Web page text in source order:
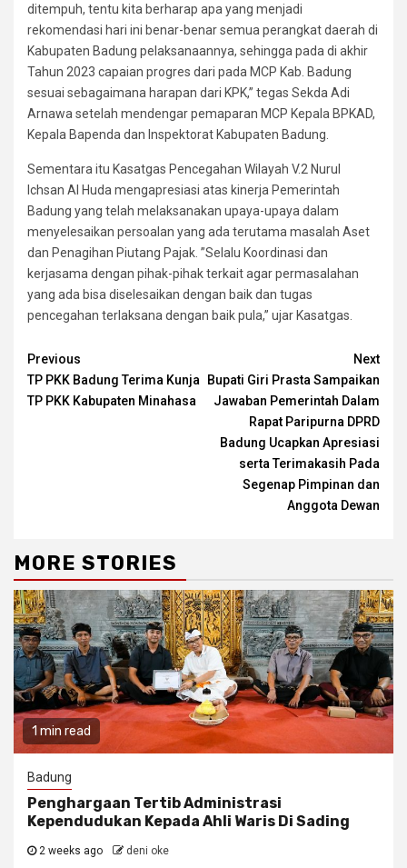
ditempuh, tentu kita berharap apa yang menjadi
rekomendasi hari ini benar-benar semua perangkat daerah di
Kabupaten Badung pelaksanaannya, sehingga pada di akhir
Tahun 2023 capaian progres dari pada MCP Kab. Badung
sesuai sebagaimana harapan dari KPK,” tegas Sekda Adi
Arnawa setelah mendengar pemaparan MCP Kepala BPKAD,
Kepala Bapenda dan Inspektorat Kabupaten Badung.
Sementara itu Kasatgas Pencegahan Wilayah V.2 Nurul
Ichsan Al Huda mengapresiasi atas kinerja Pemerintah
Badung yang telah melaksanakan upaya-upaya dalam
menyelesaikan persoalan yang ada terutama masalah Aset
dan Penagihan Piutang Pajak. ”Selalu Koordinasi dan
kerjasama dengan pihak-pihak terkait agar permasalahan
yang ada bisa diselesaikan dengan baik dan tugas
pencegahan terlaksana dengan baik pula,” ujar Kasatgas.
Continue
Reading
Previous
TP PKK Badung Terima Kunja
TP PKK Kabupaten Minahasa
Next
Bupati Giri Prasta Sampaikan
Jawaban Pemerintah Dalam
Rapat Paripurna DPRD
Badung Ucapkan Apresiasi
serta Terimakasih Pada
Segenap Pimpinan dan
Anggota Dewan
MORE STORIES
1 min read
Badung
Penghargaan Tertib Administrasi
Kependudukan Kepada Ahli Waris Di Sading
2 weeks ago deni oke